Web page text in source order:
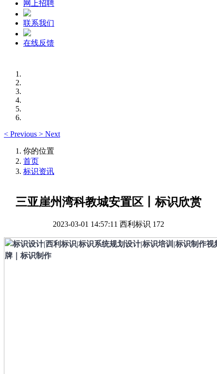
网上招聘
联系我们
在线反馈
< Previous > Next
你的位置
首页
标识资讯
三亚崖州湾科教城安置区丨标识欣赏
2023-03-01 14:57:11 西利标识 172